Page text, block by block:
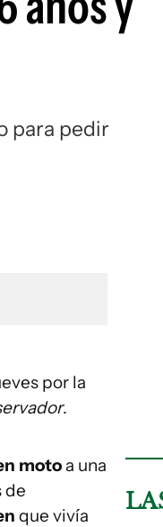
para pedir
por la
.
moto a una
de
que vivía